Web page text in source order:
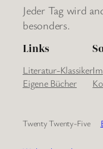
Jeder Tag wird
besonders.
Links
Literatur-Klassiker
Eigene Bücher
Twenty Twenty-Five